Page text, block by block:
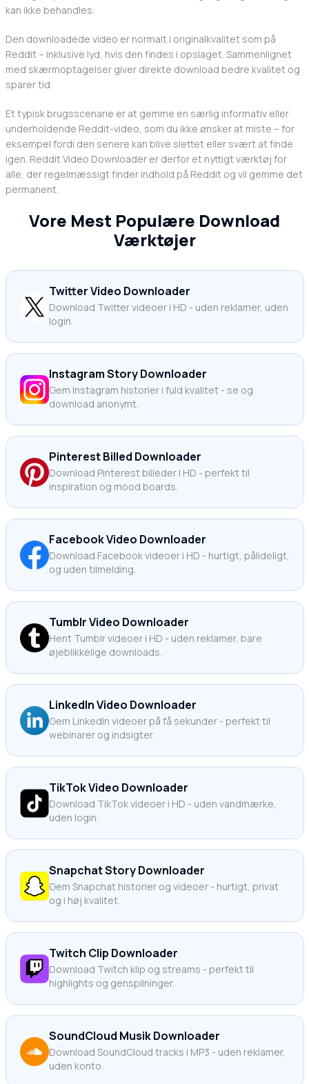
kan ikke behandles.
Den downloadede video er normalt i originalkvalitet som på
Reddit – inklusive lyd, hvis den findes i opslaget. Sammenlignet
med skærmoptagelser giver direkte download bedre kvalitet og
sparer tid.
Et typisk brugsscenarie er at gemme en særlig informativ eller
underholdende Reddit-video, som du ikke ønsker at miste – for
eksempel fordi den senere kan blive slettet eller svært at finde
igen. Reddit Video Downloader er derfor et nyttigt værktøj for
alle, der regelmæssigt finder indhold på Reddit og vil gemme det
permanent.
Vore Mest Populære Download
Værktøjer
Twitter Video Downloader
Download Twitter videoer i HD - uden reklamer, uden
login.
Instagram Story Downloader
Gem Instagram historier i fuld kvalitet - se og
download anonymt.
Pinterest Billed Downloader
Download Pinterest billeder i HD - perfekt til
inspiration og mood boards.
Facebook Video Downloader
Download Facebook videoer i HD - hurtigt, pålideligt,
og uden tilmelding.
Tumblr Video Downloader
Hent Tumblr videoer i HD - uden reklamer, bare
øjeblikkelige downloads.
LinkedIn Video Downloader
Gem LinkedIn videoer på få sekunder - perfekt til
webinarer og indsigter.
TikTok Video Downloader
Download TikTok videoer i HD - uden vandmærke,
uden login.
Snapchat Story Downloader
Gem Snapchat historier og videoer - hurtigt, privat
og i høj kvalitet.
Twitch Clip Downloader
Download Twitch klip og streams - perfekt til
highlights og genspilninger.
SoundCloud Musik Downloader
Download SoundCloud tracks i MP3 - uden reklamer,
uden konto.